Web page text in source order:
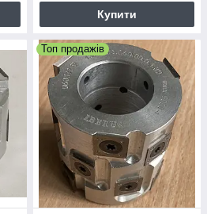
Купити
Топ продажів